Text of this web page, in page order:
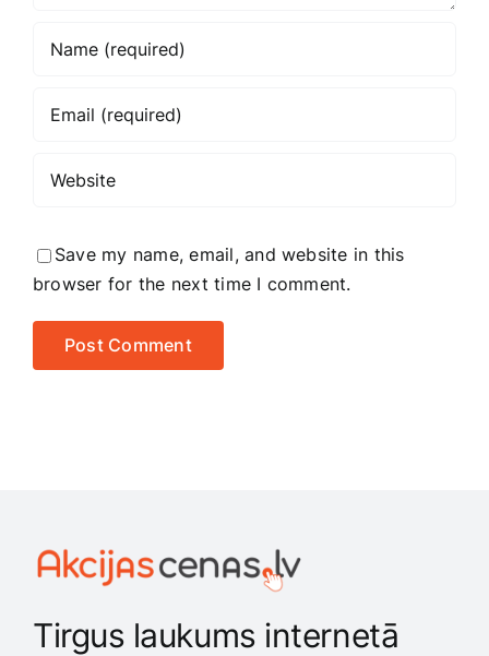
Save my name, email, and website in this
browser for the next time I comment.
Tirgus laukums internetā